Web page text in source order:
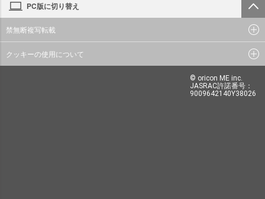
PC版に切り替え
禁無断複写転載
クッキーの使用について
© oricon ME inc.
JASRAC許諾番号：
9009642140Y38026